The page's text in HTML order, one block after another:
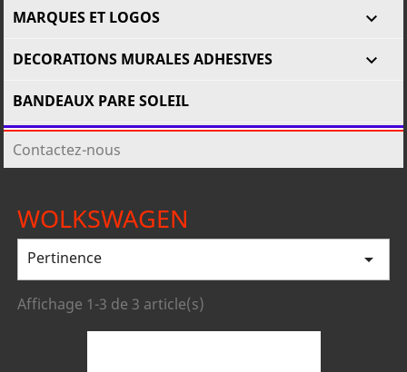

MARQUES ET LOGOS

DECORATIONS MURALES ADHESIVES
BANDEAUX PARE SOLEIL
Contactez-nous
WOLKSWAGEN
Pertinence 
Affichage 1-3 de 3 article(s)